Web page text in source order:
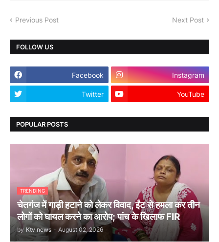
Previous Post Next Post
FOLLOW US
Facebook Instagram
Twitter YouTube
POPULAR POSTS
TRENDING
चेतगंज में गाड़ी हटाने को लेकर विवाद, ईंट से हमला कर तीन
लोगों को घायल करने का आरोप; पांच के खिलाफ FIR
by Ktv news - August 02, 2026